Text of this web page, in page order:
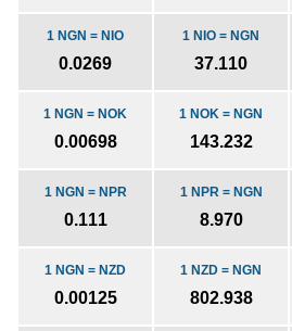
1 NIO = NGN
37.110
1 NGN = NIO
0.0269
1 NOK = NGN
143.232
1 NGN = NOK
0.00698
1 NPR = NGN
8.970
1 NGN = NPR
0.111
1 NZD = NGN
802.938
1 NGN = NZD
0.00125